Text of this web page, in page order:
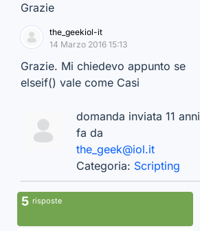
Grazie
the_geekiol-it
14 Marzo 2016 15:13
Grazie. Mi chiedevo appunto se
elseif() vale come Casi
domanda inviata 11 anni
fa da
the_geek@iol.it
Categoria: Scripting
5 risposte